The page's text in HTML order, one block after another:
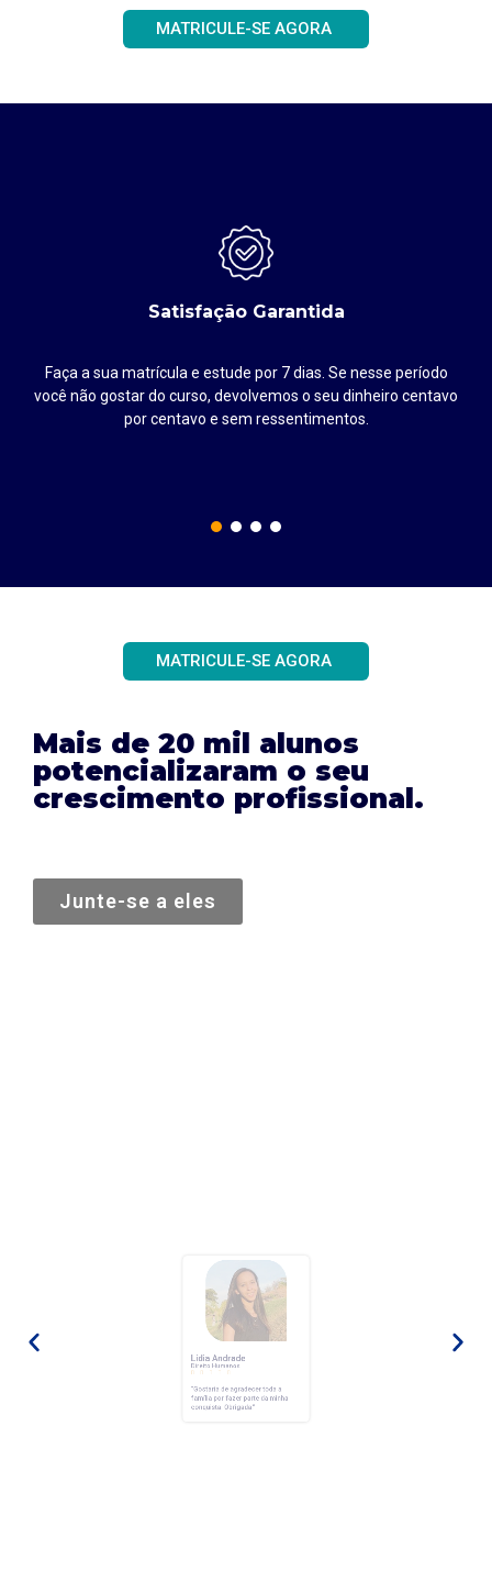
MATRICULE-SE AGORA
Satisfação Garantida
Faça a sua matrícula e estude por 7 dias. Se nesse período
você não gostar do curso, devolvemos o seu dinheiro centavo
por centavo e sem ressentimentos.
MATRICULE-SE AGORA
Mais de 20 mil alunos
potencializaram o seu
crescimento profissional.
Junte-se a eles
Lídia Andrade
Direito Humanos